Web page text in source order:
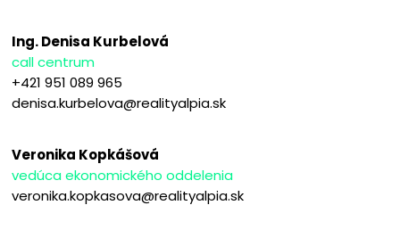
Ing. Denisa Kurbelová
call centrum
+421 951 089 965
denisa.kurbelova@realityalpia.sk
Veronika Kopkášová
vedúca ekonomického oddelenia
veronika.kopkasova@realityalpia.sk